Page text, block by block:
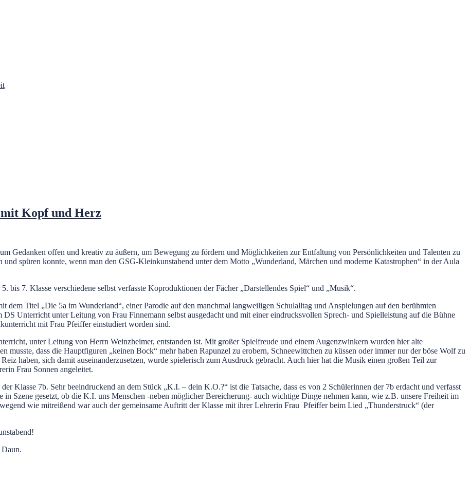
Kopf und Herz
Gedanken offen und kreativ zu äußern, um Bewegung zu fördern und Möglichkeiten zur Entfaltung von Persönlichkeiten und Talenten zu
spüren konnte, wenn man den GSG-Kleinkunstabend unter dem Motto „Wunderland, Märchen und moderne Katastrophen“ in der Aula
bis 7. Klasse verschiedene selbst verfasste Koproduktionen der Fächer „Darstellendes Spiel“ und „Musik“.
Titel „Die 5a im Wunderland“, einer Parodie auf den manchmal langweiligen Schulalltag und Anspielungen auf den berühmten
Unterricht unter Leitung von Frau Finnemann selbst ausgedacht und mit einer eindrucksvollen Sprech- und Spielleistung auf die Bühne
mit Frau Pfeiffer einstudiert worden sind.
unter Leitung von Herrn Weinzheimer, entstanden ist. Mit großer Spielfreude und einem Augenzwinkern wurden hier alte
musste, dass die Hauptfiguren „keinen Bock“ mehr haben Rapunzel zu erobern, Schneewittchen zu küssen oder immer nur der böse Wolf zu
haben, sich damit auseinanderzusetzen, wurde spielerisch zum Ausdruck gebracht. Auch hier hat die Musik einen großen Teil zur
Frau Sonnen angeleitet.
Klasse 7b. Sehr beeindruckend an dem Stück „K.I. – dein K.O.?“ ist die Tatsache, dass es von 2 Schülerinnen der 7b erdacht und verfasst
Szene gesetzt, ob die K.I. uns Menschen -neben möglicher Bereicherung- auch wichtige Dinge nehmen kann, wie z.B. unsere Freiheit im
wie mitreißend war auch der gemeinsame Auftritt der Klasse mit ihrer Lehrerin Frau Pfeiffer beim Lied „Thunderstruck“ (der